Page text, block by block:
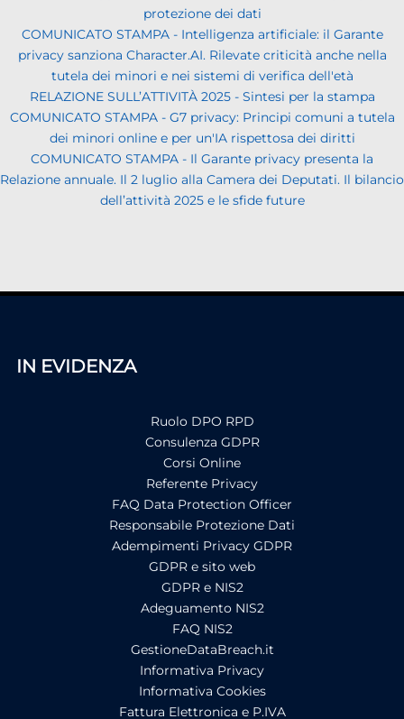
protezione dei dati
COMUNICATO STAMPA - Intelligenza artificiale: il Garante
privacy sanziona Character.AI. Rilevate criticità anche nella
tutela dei minori e nei sistemi di verifica dell'età
RELAZIONE SULL’ATTIVITÀ 2025 - Sintesi per la stampa
COMUNICATO STAMPA - G7 privacy: Principi comuni a tutela
dei minori online e per un'IA rispettosa dei diritti
COMUNICATO STAMPA - Il Garante privacy presenta la
Relazione annuale. Il 2 luglio alla Camera dei Deputati. Il bilancio
dell’attività 2025 e le sfide future
IN EVIDENZA
Ruolo DPO RPD
Consulenza GDPR
Corsi Online
Referente Privacy
FAQ Data Protection Officer
Responsabile Protezione Dati
Adempimenti Privacy GDPR
GDPR e sito web
GDPR e NIS2
Adeguamento NIS2
FAQ NIS2
GestioneDataBreach.it
Informativa Privacy
Informativa Cookies
Fattura Elettronica e P.IVA